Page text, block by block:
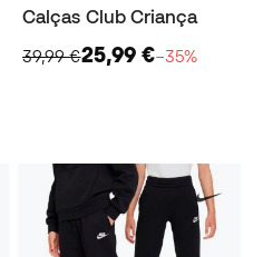
Calças Club Criança
39,99 €25,99 €−35%